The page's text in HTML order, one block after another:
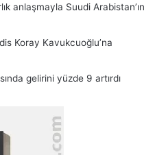
anlaşmayla Suudi Arabistan’ın
Koray Kavukcuoğlu’na
gelirini yüzde 9 artırdı